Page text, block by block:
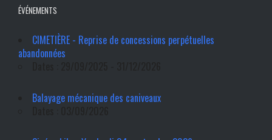
ÉVÉNEMENTS
CIMETIÈRE - Reprise de concessions perpétuelles
abandonnées
Balayage mécanique des caniveaux